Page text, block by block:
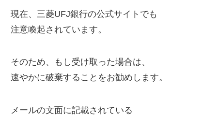
現在、三菱UFJ銀行の公式サイトでも
注意喚起されています。
そのため、もし受け取った場合は、
速やかに破棄することをお勧めします。
メールの文面に記載されている